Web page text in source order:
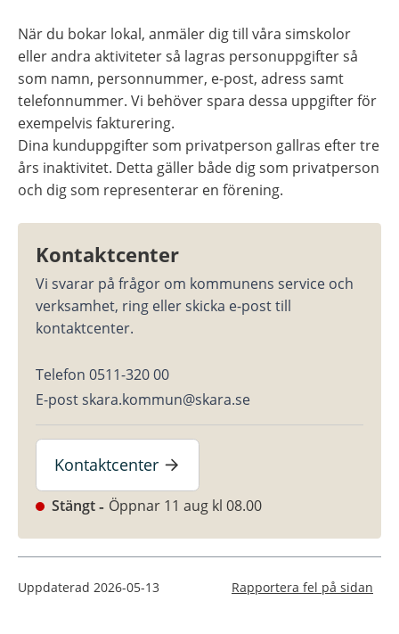
När du bokar lokal, anmäler dig till våra simskolor
eller andra aktiviteter så lagras personuppgifter så
som namn, personnummer, e-post, adress samt
telefonnummer. Vi behöver spara dessa uppgifter för
exempelvis fakturering.
Dina kunduppgifter som privatperson gallras efter tre
års inaktivitet. Detta gäller både dig som privatperson
och dig som representerar en förening.
Kontaktcenter
Vi svarar på frågor om kommunens service och
verksamhet, ring eller skicka e-post till
kontaktcenter.
Telefon 0511-320 00
E-post skara.kommun@skara.se
Kontaktcenter
Stängt Öppnar 11 aug kl 08.00
Uppdaterad 2026-05-13 Rapportera fel på sidan